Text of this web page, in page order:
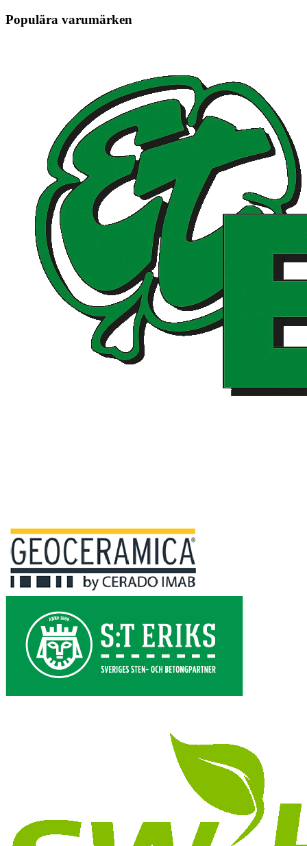
Populära varumärken